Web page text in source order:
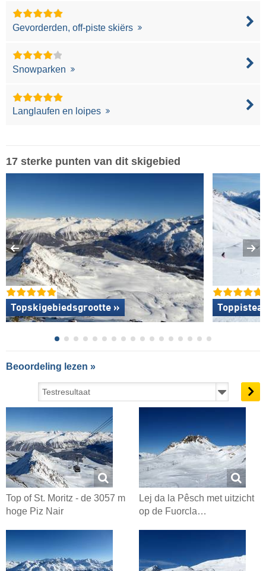
Gevorderden, off-piste skiërs
Snowparken
Langlaufen en loipes
17 sterke punten van dit skigebied
Topskigebiedsgrootte »
Beoordeling lezen »
Top of St. Moritz - de 3057 m
hoge Piz Nair
Lej da la Pêsch met uitzicht
op de Fuorcla…